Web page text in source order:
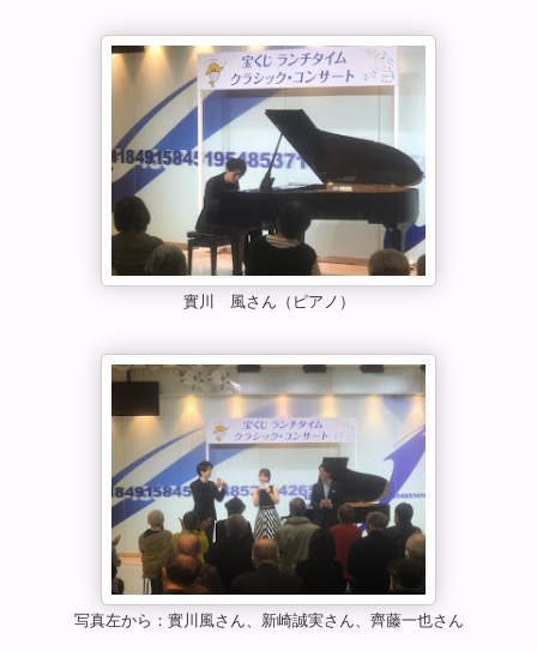
實川 風さん（ピアノ）
写真左から：實川風さん、新崎誠実さん、齊藤一也さん